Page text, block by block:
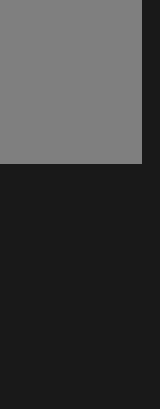
ventana)